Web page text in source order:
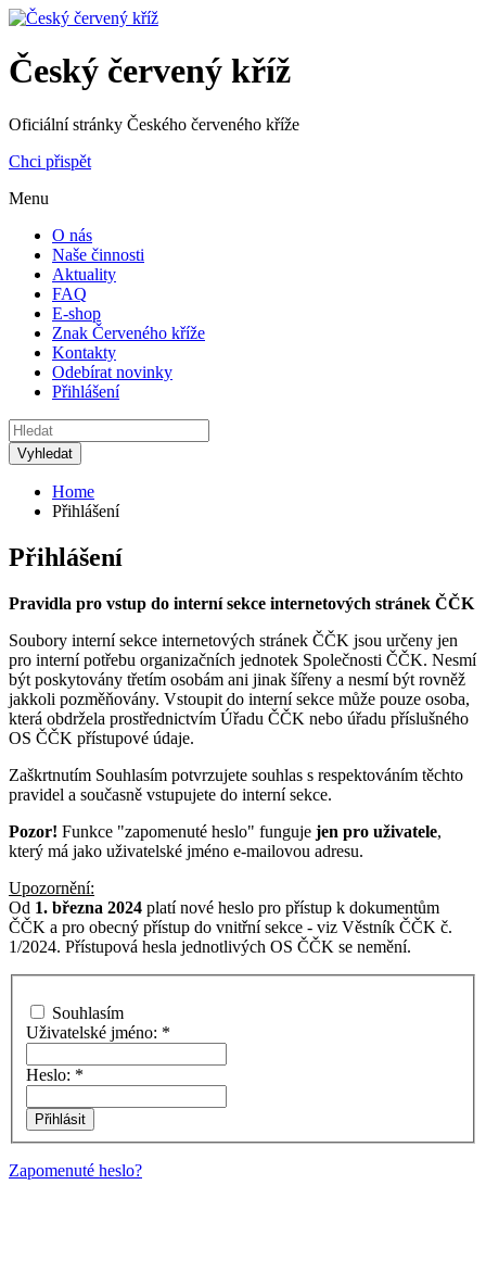
Český červený kříž
Oficiální stránky Českého červeného kříže
Chci přispět
Menu
O nás
Naše činnosti
Aktuality
FAQ
E-shop
Znak Červeného kříže
Kontakty
Odebírat novinky
Přihlášení
Home
Přihlášení
Přihlášení
Pravidla pro vstup do interní sekce internetových stránek ČČK
Soubory interní sekce internetových stránek ČČK jsou určeny jen
pro interní potřebu organizačních jednotek Společnosti ČČK. Nesmí
být poskytovány třetím osobám ani jinak šířeny a nesmí být rovněž
jakkoli pozměňovány. Vstoupit do interní sekce může pouze osoba,
která obdržela prostřednictvím Úřadu ČČK nebo úřadu příslušného
OS ČČK přístupové údaje.
Zaškrtnutím Souhlasím potvrzujete souhlas s respektováním těchto
pravidel a současně vstupujete do interní sekce.
Pozor! Funkce "zapomenuté heslo" funguje jen pro uživatele,
který má jako uživatelské jméno e-mailovou adresu.
Upozornění:
Od 1. března 2024 platí nové heslo pro přístup k dokumentům
ČČK a pro obecný přístup do vnitřní sekce - viz Věstník ČČK č.
1/2024. Přístupová hesla jednotlivých OS ČČK se nemění.
Souhlasím
Uživatelské jméno: *
Heslo: *
Zapomenuté heslo?